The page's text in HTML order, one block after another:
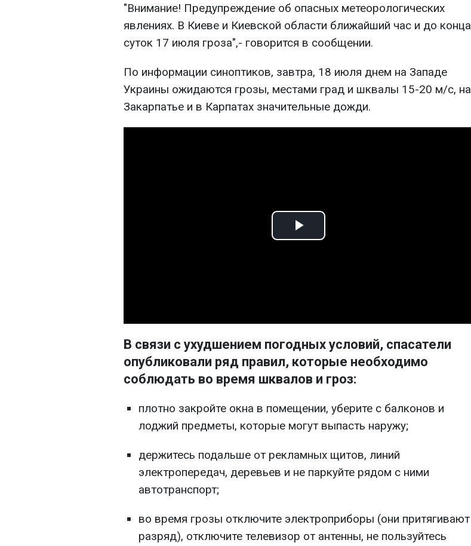
"Внимание! Предупреждение об опасных метеорологических
явлениях. В Киеве и Киевской области ближайший час и до конца
суток 17 июля гроза",- говорится в сообщении.
По информации синоптиков, завтра, 18 июля днем на Западе
Украины ожидаются грозы, местами град и шквалы 15-20 м/с, на
Закарпатье и в Карпатах значительные дожди.
Play
В связи с ухудшением погодных условий, спасатели
опубликовали ряд правил, которые необходимо
соблюдать во время шквалов и гроз:
плотно закройте окна в помещении, уберите с балконов и
лоджий предметы, которые могут выпасть наружу;
держитесь подальше от рекламных щитов, линий
электропередач, деревьев и не паркуйте рядом с ними
автотранспорт;
во время грозы отключите электроприборы (они притягивают
разряд), отключите телевизор от антенны, не пользуйтесь